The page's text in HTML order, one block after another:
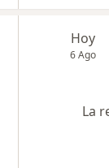
Hoy
6 Ago
La